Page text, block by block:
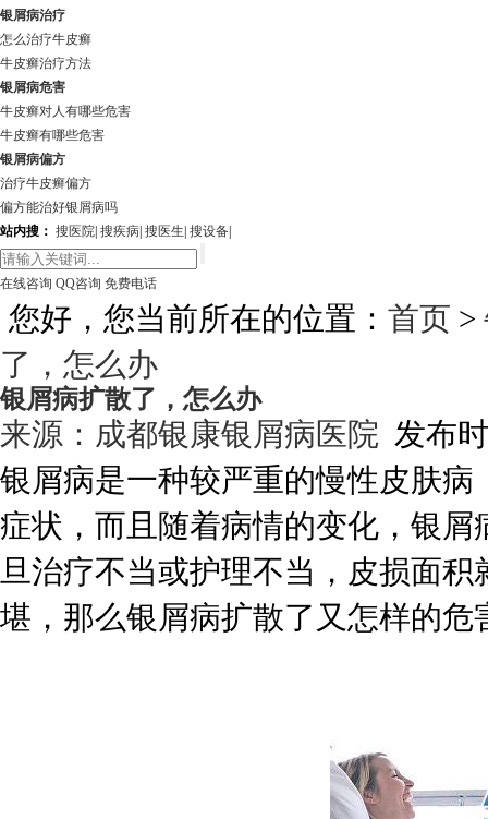
银屑病治疗
怎么治疗牛皮癣
牛皮癣治疗方法
银屑病危害
牛皮癣对人有哪些危害
牛皮癣有哪些危害
银屑病偏方
治疗牛皮癣偏方
偏方能治好银屑病吗
站内搜： 搜医院 搜疾病 搜医生 搜设备
在线咨询 QQ咨询 免费电话
您好，您当前所在的位置： 首页 >
了，怎么办
银屑病扩散了，怎么办
来源： 成都银康银屑病医院 发布
银屑病是一种较严重的慢性皮肤
症状，而且随着病情的变化，银
旦治疗不当或护理不当，皮损面
堪，那么银屑病扩散了又怎样的